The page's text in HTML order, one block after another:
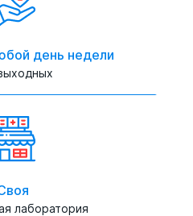
день недели
лаборатория